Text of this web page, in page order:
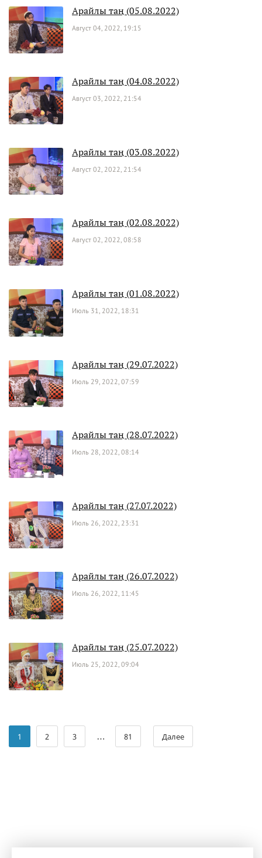
Арайлы таң (05.08.2022)
Август 04, 2022, 19:15
Арайлы таң (04.08.2022)
Август 03, 2022, 21:54
Арайлы таң (03.08.2022)
Август 02, 2022, 21:54
Арайлы таң (02.08.2022)
Август 02, 2022, 08:58
Арайлы таң (01.08.2022)
Июль 31, 2022, 18:31
Арайлы таң (29.07.2022)
Июль 29, 2022, 07:59
Арайлы таң (28.07.2022)
Июль 28, 2022, 08:14
Арайлы таң (27.07.2022)
Июль 26, 2022, 23:31
Арайлы таң (26.07.2022)
Июль 26, 2022, 11:45
Арайлы таң (25.07.2022)
Июль 25, 2022, 09:04
1 2 3 … 81 Далее